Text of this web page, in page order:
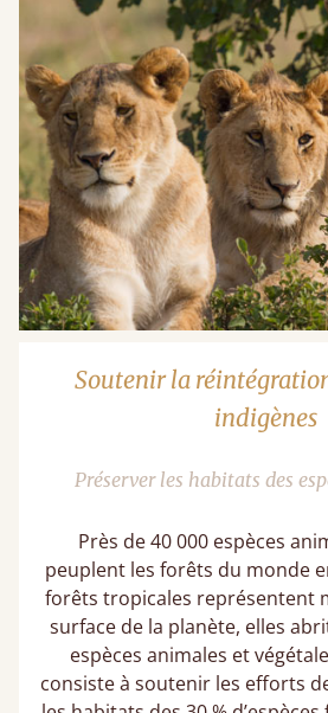
Soutenir la
indigènes
Préserver les habitats des
Près de 40 000 espèces
peuplent les forêts du monde
forêts tropicales représentent
surface de la planète, elles
espèces animales et
consiste à soutenir les efforts